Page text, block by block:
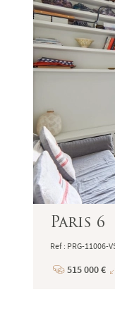
Paris 6
Ref : PRG-11006-
Price
515 000 €
Loi n°
SARL
235
Le